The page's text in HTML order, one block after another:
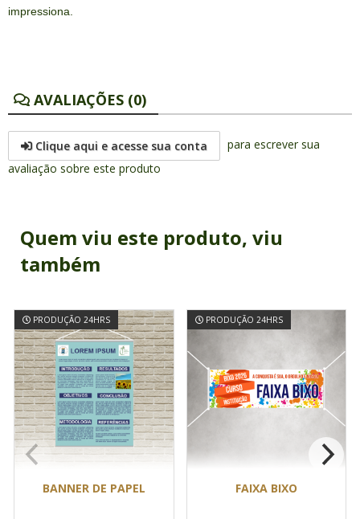
impressiona.
AVALIAÇÕES (0)
Clique aqui e acesse sua conta
para escrever sua
avaliação sobre este produto
Quem viu este produto, viu
também
PRODUÇÃO 24HRS
BANNER DE PAPEL
PRODUÇÃO 24HRS
FAIXA BIXO